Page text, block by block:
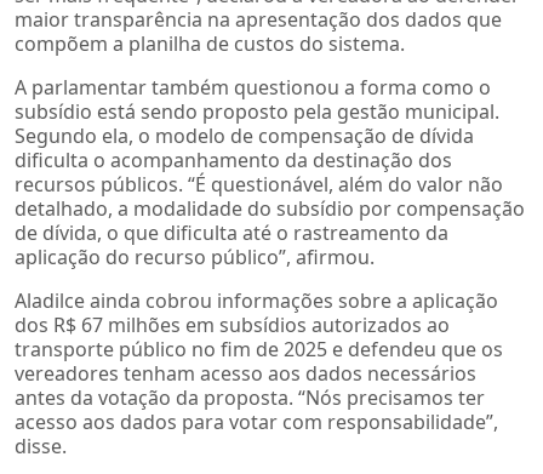
maior transparência na apresentação dos dados que
compõem a planilha de custos do sistema.
A parlamentar também questionou a forma como o
subsídio está sendo proposto pela gestão municipal.
Segundo ela, o modelo de compensação de dívida
dificulta o acompanhamento da destinação dos
recursos públicos. “É questionável, além do valor não
detalhado, a modalidade do subsídio por compensação
de dívida, o que dificulta até o rastreamento da
aplicação do recurso público”, afirmou.
Aladilce ainda cobrou informações sobre a aplicação
dos R$ 67 milhões em subsídios autorizados ao
transporte público no fim de 2025 e defendeu que os
vereadores tenham acesso aos dados necessários
antes da votação da proposta. “Nós precisamos ter
acesso aos dados para votar com responsabilidade”,
disse.